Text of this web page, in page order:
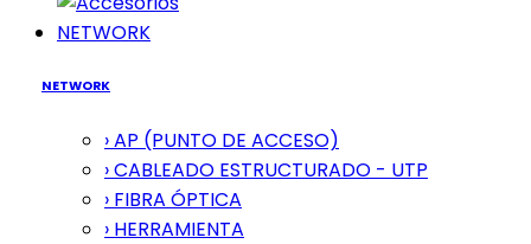
NETWORK
NETWORK
› AP (PUNTO DE ACCESO)
› CABLEADO ESTRUCTURADO - UTP
› FIBRA ÓPTICA
› HERRAMIENTA